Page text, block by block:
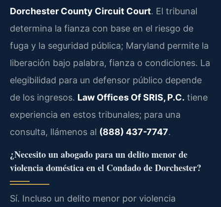
Dorchester County Circuit Court. El tribunal
determina la fianza con base en el riesgo de
fuga y la seguridad pública; Maryland permite la
liberación bajo palabra, fianza o condiciones. La
elegibilidad para un defensor público depende
de los ingresos. Law Offices Of SRIS, P.C. tiene
experiencia en estos tribunales; para una
consulta, llámenos al (888) 437-7747.
¿Necesito un abogado para un delito menor de
violencia doméstica en el Condado de Dorchester?
Sí. Incluso un delito menor por violencia